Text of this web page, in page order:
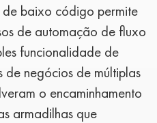
baixo código permite
de automação de fluxo
funcionalidade de
de negócios de múltiplas
o encaminhamento
armadilhas que